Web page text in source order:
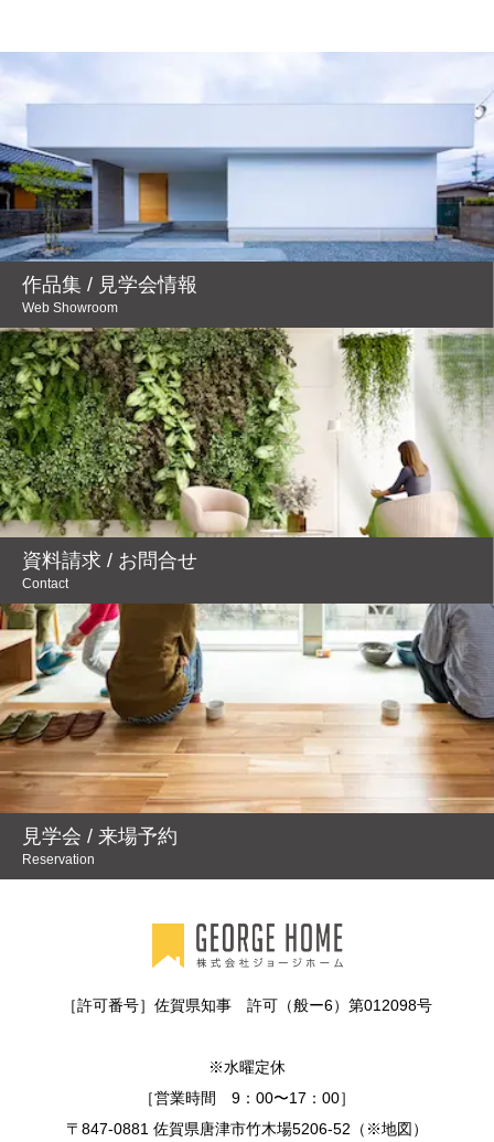
作品集 / 見学会情報
Web Showroom
資料請求 / お問合せ
Contact
見学会 / 来場予約
Reservation
［許可番号］佐賀県知事 許可（般ー6）第012098号
※水曜定休
［営業時間 9：00〜17：00］
〒847-0881 佐賀県唐津市竹木場5206-52（※地図）